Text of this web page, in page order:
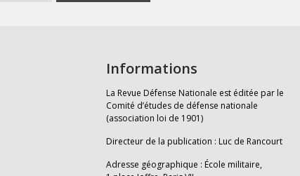
Informations
La Revue Défense Nationale est éditée par le
Comité d’études de défense nationale
(association loi de 1901)
Directeur de la publication : Luc de Rancourt
Adresse géographique : École militaire,